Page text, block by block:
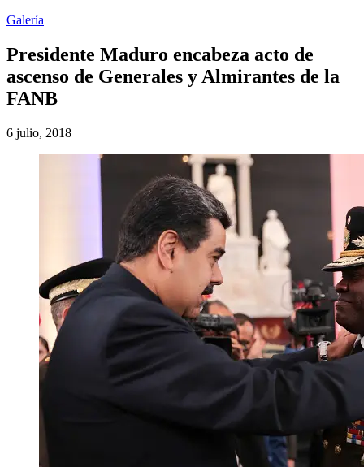
Galería
Presidente Maduro encabeza acto de
ascenso de Generales y Almirantes de la
FANB
6 julio, 2018